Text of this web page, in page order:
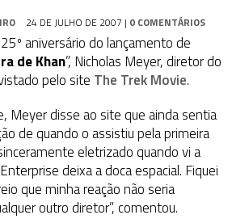
24 DE JULHO DE 2007 | 0 COMENTÁRIOS
aniversário do lançamento de
de Khan”, Nicholas Meyer, diretor do
pelo site The Trek Movie.
Meyer disse ao site que ainda sentia
de quando o assistiu pela primeira
eletrizado quando vi a
deixa a doca espacial. Fiquei
que minha reação não seria
outro diretor”, comentou.